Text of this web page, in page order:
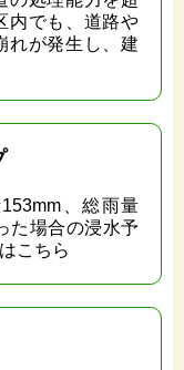
内でも、道路や
れが発生し、建
、総雨量
た場合の浸水予
こちら